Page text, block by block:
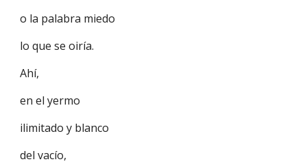
o la palabra miedo
lo que se oiría.
Ahí,
en el yermo
ilimitado y blanco
del vacío,